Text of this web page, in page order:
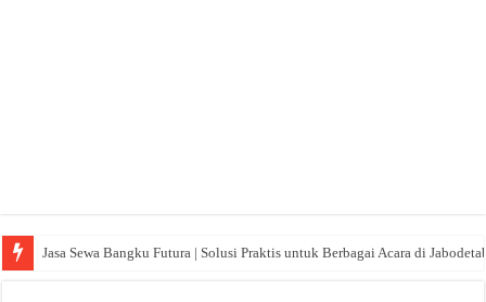
Jasa Sewa Bangku Futura | Solusi Praktis untuk Berbagai Acara di